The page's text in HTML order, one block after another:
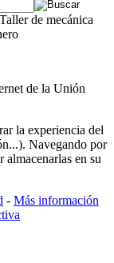
Taller de mecánica
de la Unión
la experiencia del
Navegando por
almacenarlas en su
- Más información